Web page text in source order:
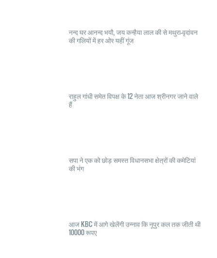
नन्द घर आनन्द भयौ, जय कन्हैया लाल की से मथुरा-वृदांवन
की गलियों में हर ओर यहीं गूंज
राहुल गांधी समेत विपक्ष के 12 नेता आज श्रीनगर जाने वाले
हैं
सपा ने एक को छोड़ समस्त विधानसभा क्षेत्रों की कमेटियां
की भंग
आज KBC में आगे खेलेंगी उन्नाव कि नूपुर कल तक जीती थी
10000 रूपए